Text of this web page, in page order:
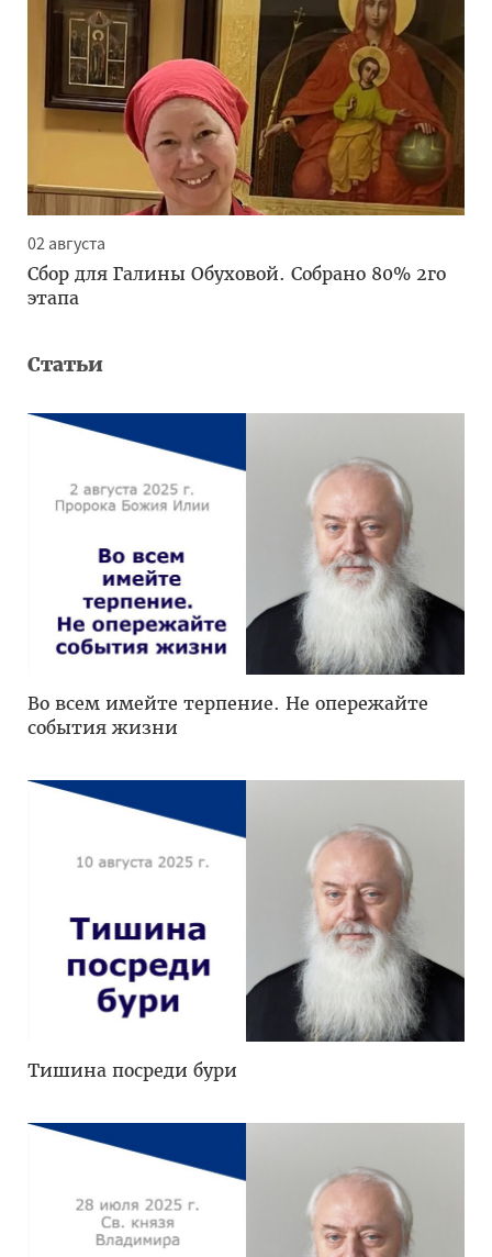
02 августа
Сбор для Галины Обуховой. Собрано 80% 2го
этапа
Статьи
Во всем имейте терпение. Не опережайте
события жизни
Тишина посреди бури